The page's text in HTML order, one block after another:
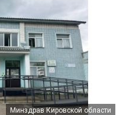
Минздрав Кировской области